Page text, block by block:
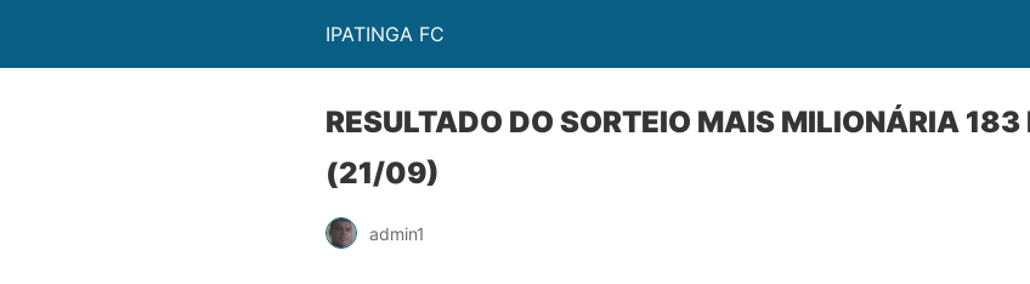
IPATINGA FC
RESULTADO DO SORTEIO MAIS MILIONÁRIA
(21/09)
admin1